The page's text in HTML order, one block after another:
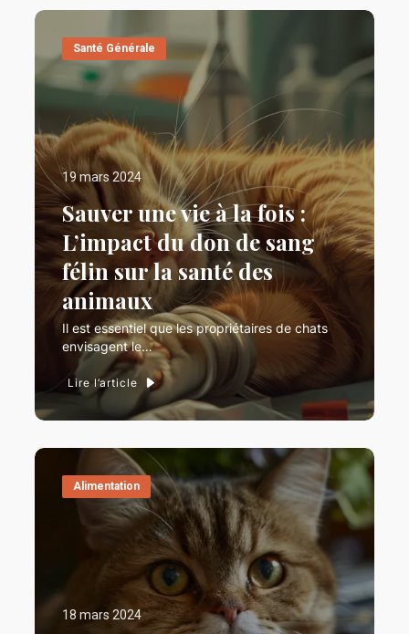
Santé Générale
19 mars 2024
Sauver une vie à la fois :
L’impact du don de sang
félin sur la santé des
animaux
Il est essentiel que les propriétaires de chats
envisagent le…
Lire l’article
Alimentation
18 mars 2024